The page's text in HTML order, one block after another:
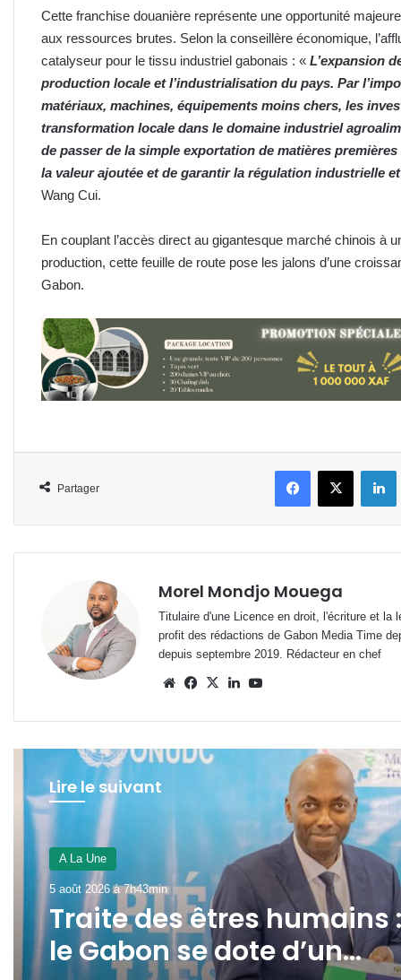
Cette franchise douanière représente une opportunité
aux ressources brutes. Selon la conseillère économique,
catalyseur pour le tissu industriel gabonais : « L’expansion
production locale et l’industrialisation du pays. Par
matériaux, machines, équipements moins chers, les
transformation locale dans le domaine industriel
de passer de la simple exportation de matières
la valeur ajoutée et de garantir la régulation industrielle
Wang Cui.
En couplant l’accès direct au gigantesque marché chinois à
production, cette feuille de route pose les jalons d’une
Gabon.
Partager
FacebookX
Morel Mondjo Mouega
Titulaire d'une Licence en droit, l'écriture et la
profit des rédactions de Gabon Media Time
depuis septembre 2019. Rédacteur en chef
WebsiteFacebook
X Linkedin
Lire le suivant
A La Une
5 août 2026 à 7h43min
A La Une
3 août 2026 à 16h52min
Gabon : le gouvernement
passe au crible les